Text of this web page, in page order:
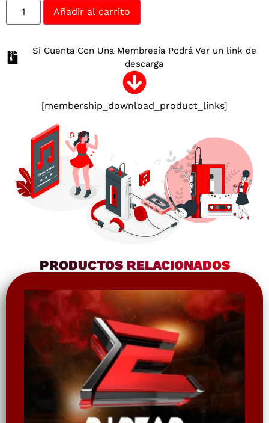
Añadir al carrito
Si Cuenta Con Una Membresía Podrá Ver un link de
descarga
[membership_download_product_links]
PRODUCTOS RELACIONADOS